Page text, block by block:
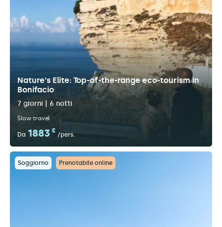
Nature's Elite: Top-of-the-range eco-tourism in
Bonifacio
7 giorni | 6 notti
Slow travel
Da 1883 €
/pers.
Soggiorno Prenotabile online